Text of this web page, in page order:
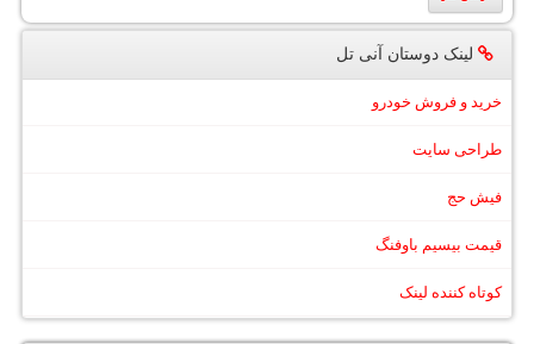
لینک دوستان آنی تل
خرید و فروش خودرو
طراحی سایت
فیش حج
قیمت بیسیم باوفنگ
کوتاه کننده لینک